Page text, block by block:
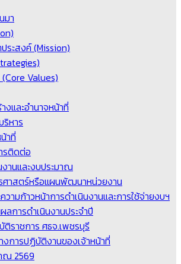
มา
ระสงค์ (Mission)
Values)
งและอำนาจหน้าที่
หาร
าที่
รติดต่อ
านและงบประมาณ
ศาสตร์หรือแผนพัฒนาหน่วยงาน
วามก้าวหน้าการดำเนินงานและการใช้จ่ายงบฯ
ลการดำเนินงานประจำปี
ราชการ ศธจ.เพชรบุรี
การปฏิบัติงานของเจ้าหน้าที่
ณ 2569